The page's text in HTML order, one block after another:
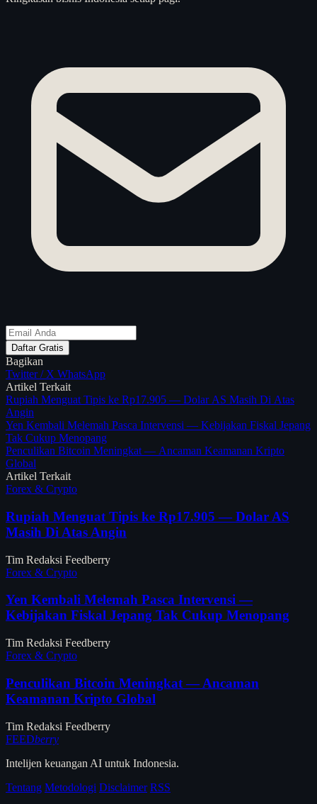
Daftar Gratis
Bagikan
Twitter / X WhatsApp
Artikel Terkait
Rupiah Menguat Tipis ke Rp17.905 — Dolar AS Masih Di Atas
Angin
Yen Kembali Melemah Pasca Intervensi — Kebijakan Fiskal Jepang
Tak Cukup Menopang
Penculikan Bitcoin Meningkat — Ancaman Keamanan Kripto
Global
Artikel Terkait
Forex & Crypto
Rupiah Menguat Tipis ke Rp17.905 — Dolar AS
Masih Di Atas Angin
Tim Redaksi Feedberry
Forex & Crypto
Yen Kembali Melemah Pasca Intervensi —
Kebijakan Fiskal Jepang Tak Cukup Menopang
Tim Redaksi Feedberry
Forex & Crypto
Penculikan Bitcoin Meningkat — Ancaman
Keamanan Kripto Global
Tim Redaksi Feedberry
FEEDberry
Intelijen keuangan AI untuk Indonesia.
Tentang Metodologi Disclaimer RSS